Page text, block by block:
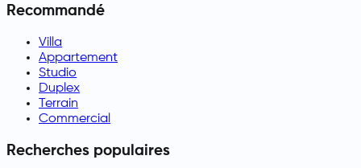
Recommandé
Villa
Appartement
Studio
Duplex
Terrain
Commercial
Recherches populaires